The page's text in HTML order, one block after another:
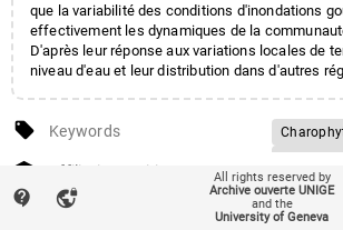
que la variabilité des conditions d'inondations
effectivement les dynamiques de la
D'après leur réponse aux variations locales de
niveau d'eau et leur distribution dans d'autres
d'habitats que ceux observés en Suisse.
local_offer Keywords
Climat
account_balance Affiliation entities Centres
des
contact_support vpn_lock
All rights reserved by
Archive ouverte UNIGE
and the
University of Geneva